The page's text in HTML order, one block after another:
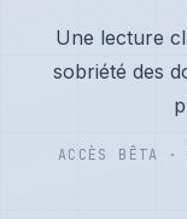
Une lecture
sobriété des
ACCÈS BÊTA ·